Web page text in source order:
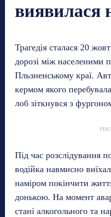
виявилася
Трагедія сталася 20
дорозі між населеними
Пльзненському краї.
кермом якого
лоб зіткнувся з
Під час розслідування
водійка навмисно
наміром покінчити
донькою. На момент
стані алкогольного та